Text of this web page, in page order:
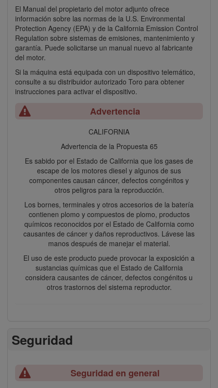
El Manual del propietario del motor adjunto ofrece
información sobre las normas de la U.S. Environmental
Protection Agency (EPA) y de la California Emission Control
Regulation sobre sistemas de emisiones, mantenimiento y
garantía. Puede solicitarse un manual nuevo al fabricante
del motor.
Si la máquina está equipada con un dispositivo telemático,
consulte a su distribuidor autorizado Toro para obtener
instrucciones para activar el dispositivo.
Advertencia
CALIFORNIA
Advertencia de la Propuesta 65
Es sabido por el Estado de California que los gases de
escape de los motores diesel y algunos de sus
componentes causan cáncer, defectos congénitos y
otros peligros para la reproducción.
Los bornes, terminales y otros accesorios de la batería
contienen plomo y compuestos de plomo, productos
químicos reconocidos por el Estado de California como
causantes de cáncer y daños reproductivos. Lávese las
manos después de manejar el material.
El uso de este producto puede provocar la exposición a
sustancias químicas que el Estado de California
considera causantes de cáncer, defectos congénitos u
otros trastornos del sistema reproductor.
Seguridad
Seguridad en general